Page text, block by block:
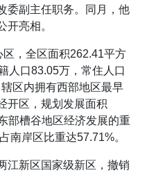
委副主任职务。同月，他
开亮相。
区，全区面积262.41平方
人口83.05万，常住人口
区内拥有西部地区最早
区，规划发展面积
部槽谷地区经济发展的重
南岸区比重达57.71%。
江新区国家级新区，撤销